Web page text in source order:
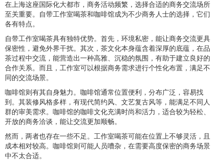
在上海这座国际化大都市，商务活动频繁，选择合适的商务交流场所
至关重要。自带工作室喝茶和咖啡馆成为不少商务人士的选择，它们
各有特点。
自带工作室喝茶具有独特优势。首先，环境私密，能让商务交流更具
保密性，避免外界干扰。其次，茶文化本身蕴含着深厚的底蕴，在品
茶过程中交流，能营造出一种高雅、沉稳的氛围，有助于建立良好的
合作关系。而且，工作室可以根据商务需求进行个性化布置，满足不
同的交流场景。
咖啡馆则有其自身魅力。咖啡馆通常位置便利，分布广泛，容易找
到。其装修风格多样，有现代简约风、文艺复古风等，能满足不同人
群的审美需求。咖啡馆的咖啡文化充满时尚和活力，适合较为轻松、
开放的商务洽谈，能让交流更加顺畅。
然而，两者也存在一些不足。工作室喝茶可能在位置上不够灵活，且
成本相对较高。咖啡馆则可能人员嘈杂，在需要高度保密的商务场景
中不太合适。